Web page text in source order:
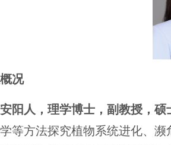
况
阳人，理学博士，副教授，硕
等方法探究植物系统进化、